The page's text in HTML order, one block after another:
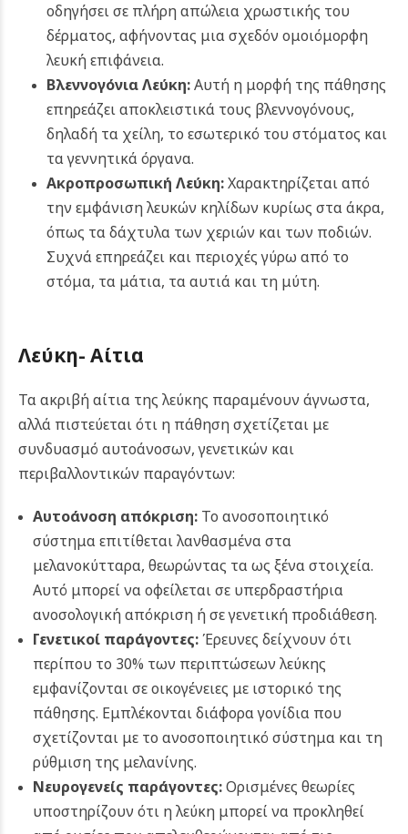
οδηγήσει σε πλήρη απώλεια χρωστικής του
δέρματος, αφήνοντας μια σχεδόν ομοιόμορφη
λευκή επιφάνεια.
Βλεννογόνια Λεύκη:Αυτή η μορφή της πάθησης
επηρεάζει αποκλειστικά τους βλεννογόνους,
δηλαδή τα χείλη, το εσωτερικό του στόματος και
τα γεννητικά όργανα.
Ακροπροσωπική Λεύκη:Χαρακτηρίζεται από
την εμφάνιση λευκών κηλίδων κυρίως στα άκρα,
όπως τα δάχτυλα των χεριών και των ποδιών.
Συχνά επηρεάζει και περιοχές γύρω από το
στόμα, τα μάτια, τα αυτιά και τη μύτη.
Λεύκη- Αίτια
Τα ακριβή αίτια της λεύκης παραμένουν άγνωστα,
αλλά πιστεύεται ότι η πάθηση σχετίζεται με
συνδυασμό αυτοάνοσων, γενετικών και
περιβαλλοντικών παραγόντων:
Αυτοάνοση απόκριση:Το ανοσοποιητικό
σύστημα επιτίθεται λανθασμένα στα
μελανοκύτταρα, θεωρώντας τα ως ξένα στοιχεία.
Αυτό μπορεί να οφείλεται σε υπερδραστήρια
ανοσολογική απόκριση ή σε γενετική προδιάθεση.
Γενετικοί παράγοντες:Έρευνες δείχνουν ότι
περίπου το 30% των περιπτώσεων λεύκης
εμφανίζονται σε οικογένειες με ιστορικό της
πάθησης. Εμπλέκονται διάφορα γονίδια που
σχετίζονται με το ανοσοποιητικό σύστημα και τη
ρύθμιση της μελανίνης.
Νευρογενείς παράγοντες:Ορισμένες θεωρίες
υποστηρίζουν ότι η λεύκη μπορεί να προκληθεί